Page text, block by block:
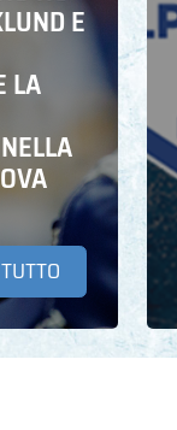
E
LA